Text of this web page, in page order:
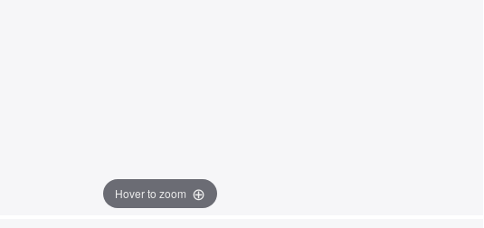
Hover to zoom